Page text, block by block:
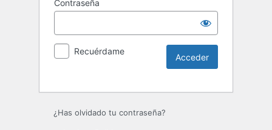
Contraseña
Recuérdame
¿Has olvidado tu contraseña?